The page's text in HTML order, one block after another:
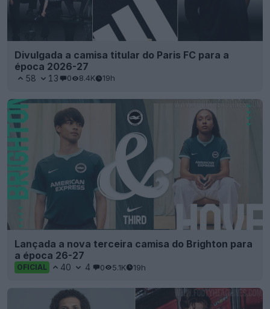
Divulgada a camisa titular do Paris FC para a
época 2026-27
58 13 0 8.4K 19h
Lançada a nova terceira camisa do Brighton para
a época 26-27
OFICIAL 40 4 0 5.1K 19h